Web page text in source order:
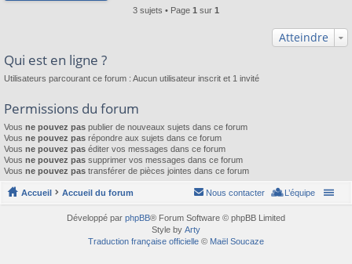
3 sujets • Page 1 sur 1
Atteindre
Qui est en ligne ?
Utilisateurs parcourant ce forum : Aucun utilisateur inscrit et 1 invité
Permissions du forum
Vous ne pouvez pas publier de nouveaux sujets dans ce forum
Vous ne pouvez pas répondre aux sujets dans ce forum
Vous ne pouvez pas éditer vos messages dans ce forum
Vous ne pouvez pas supprimer vos messages dans ce forum
Vous ne pouvez pas transférer de pièces jointes dans ce forum
Accueil Accueil du forum L’équipe
Nous contacter
Développé par phpBB® Forum Software © phpBB Limited
Style by Arty
Traduction française officielle © Maël Soucaze